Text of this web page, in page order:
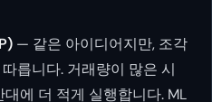
— 같은 아이디어지만, 조각
릅니다. 거래량이 많은 시
에 더 적게 실행합니다. ML